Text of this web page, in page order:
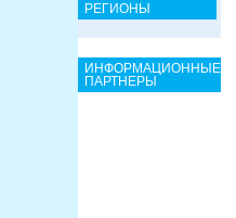
РЕГИОНЫ
ИНФОРМАЦИОННЫЕ
ПАРТНЕРЫ